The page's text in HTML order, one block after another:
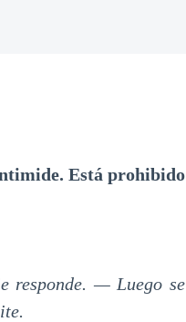
Está prohibido
responde. — Luego se